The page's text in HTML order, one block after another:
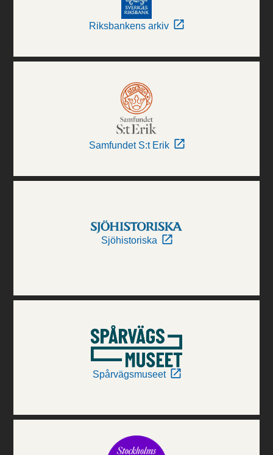
Riksbankens arkiv
Samfundet S:t Erik
Sjöhistoriska
Spårvägsmuseet